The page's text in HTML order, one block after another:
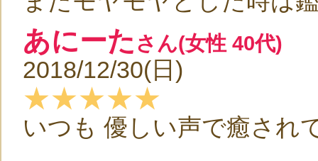
あにーた さん(女性 40代)
2018/12/30(日)
★★★★★
いつも 優しい声で癒され